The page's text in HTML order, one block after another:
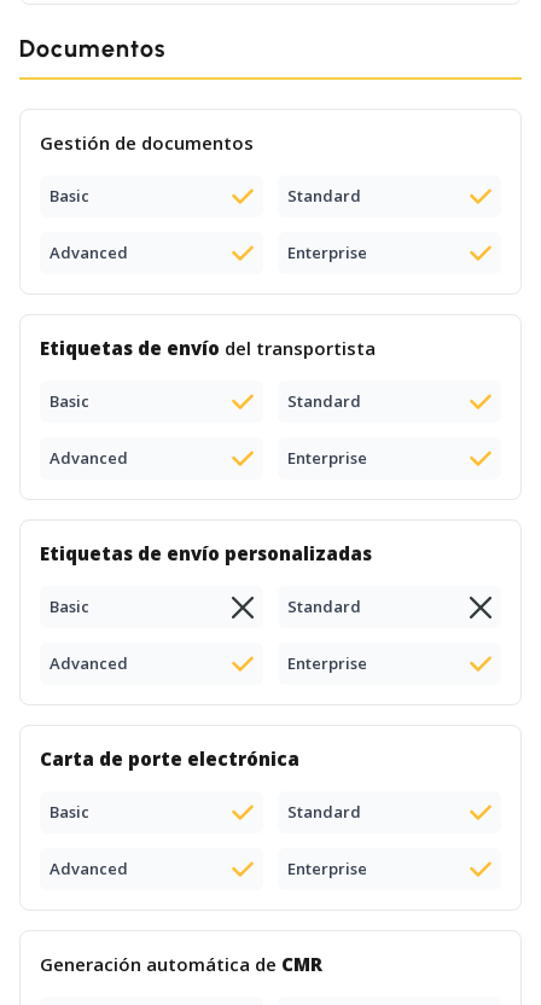
Documentos
Gestión de documentos
Basic Standard
Advanced Enterprise
Etiquetas de envío del transportista
Basic Standard
Advanced Enterprise
Etiquetas de envío personalizadas
Basic Standard
Advanced Enterprise
Carta de porte electrónica
Basic Standard
Advanced Enterprise
Generación automática de CMR